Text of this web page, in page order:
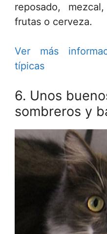
reposado,
frutas o cerveza.
Ver más
típicas
6. Unos
sombreros y